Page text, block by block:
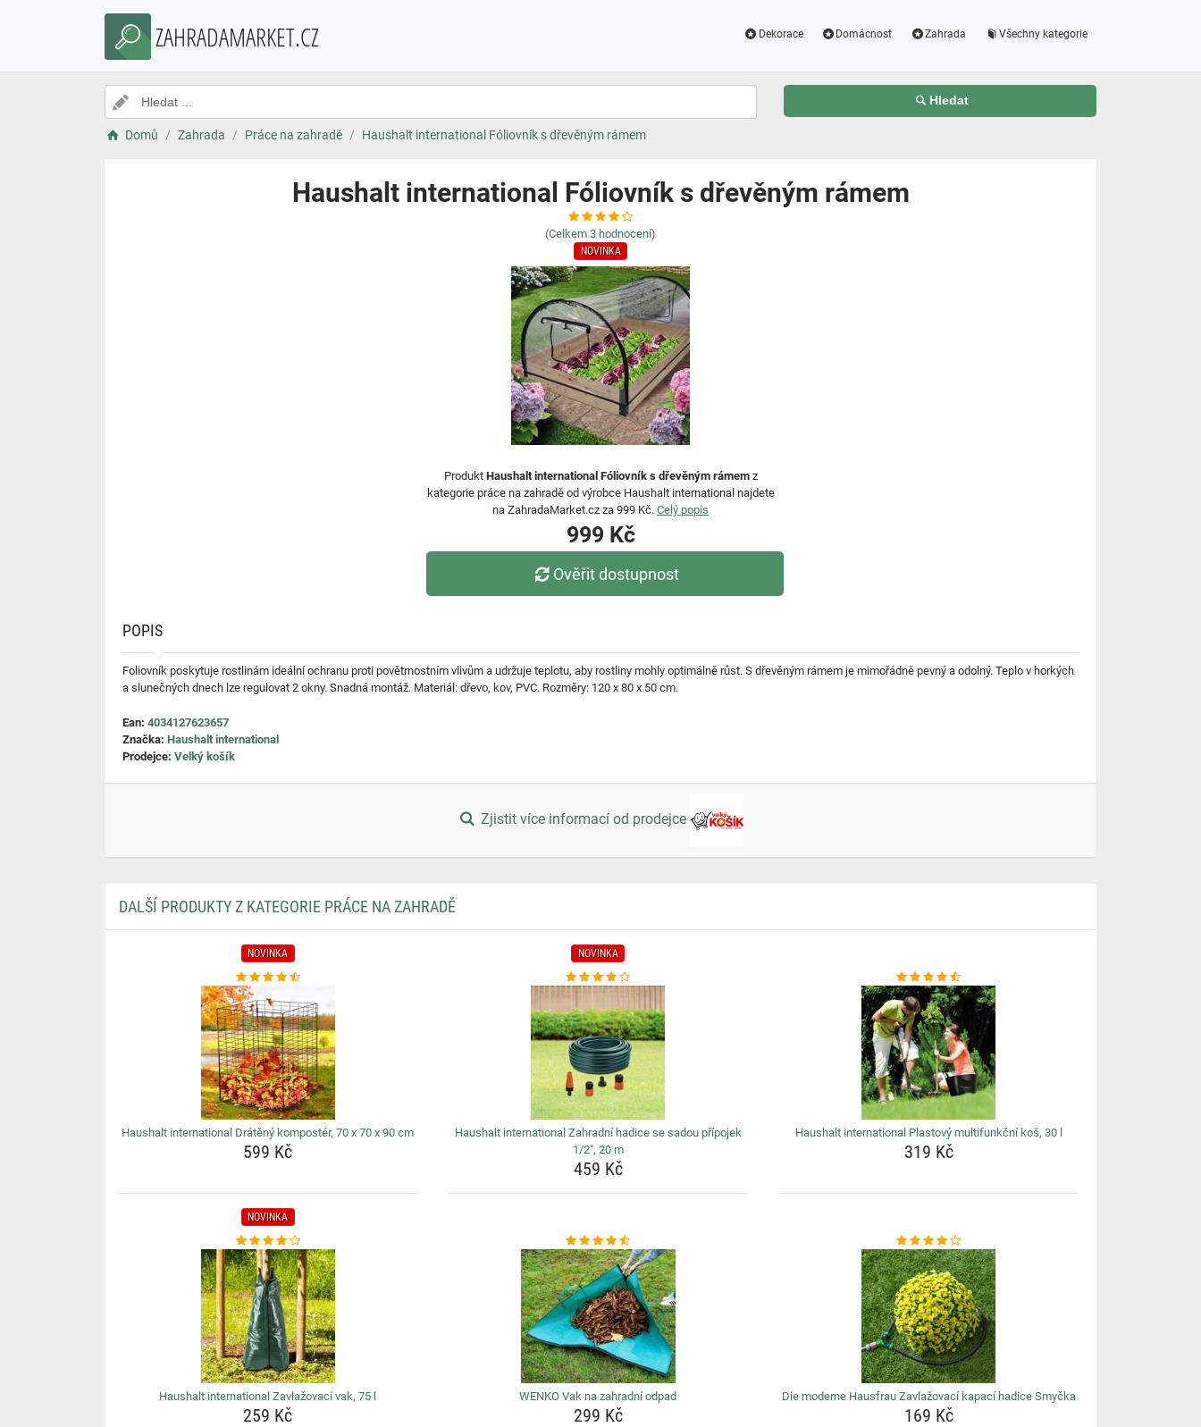
ZAHRADAMARKET.CZ Dekorace Domácnost Zahrada Všechny kategorie
Hledat
Domů Zahrada Práce na zahradě Haushalt international Fóliovník s dřevěným rámem
Haushalt international Fóliovník s dřevěným rámem
(Celkem 3 hodnocení)
NOVINKA
Produkt Haushalt international Fóliovník s dřevěným rámemz
kategorie práce na zahradě od výrobce Haushalt international najdete
na ZahradaMarket.cz za 999 Kč. Celý popis
999 Kč
Ověřit dostupnost
POPIS
Foliovník poskytuje rostlinám ideální ochranu proti povětrnostním vlivům a udržuje teplotu, aby rostliny mohly optimálně růst. S dřevěným rámem je mimořádně pevný a odolný. Teplo v horkých
a slunečných dnech lze regulovat 2 okny. Snadná montáž. Materiál: dřevo, kov, PVC. Rozměry: 120 x 80 x 50 cm.
Ean: 4034127623657
Značka: Haushalt international
Prodejce: Velký košík
Zjistit více informací od prodejce
DALŠÍ PRODUKTY Z KATEGORIE PRÁCE NA ZAHRADĚ
NOVINKA
Haushalt international Drátěný kompostér, 70 x 70 x 90 cm
599 Kč
NOVINKA
Haushalt international Zahradní hadice se sadou přípojek
1/2", 20 m
459 Kč
Haushalt international Plastový multifunkční koš, 30 l
319 Kč
NOVINKA
Haushalt international Zavlažovací vak, 75 l
259 Kč
WENKO Vak na zahradní odpad
299 Kč
Die moderne Hausfrau Zavlažovací kapací hadice Smyčka
169 Kč